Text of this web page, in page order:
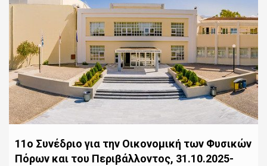
11ο Συνέδριο για την Οικονομική των Φυσικών
Πόρων και του Περιβάλλοντος, 31.10.2025-